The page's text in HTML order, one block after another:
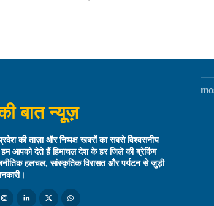
बात न्यूज़
की ताज़ा और निष्पक्ष खबरों का सबसे विश्वसनीय
हम आपको देते हैं हिमाचल देश के हर जिले की ब्रेकिंग
हलचल, सांस्कृतिक विरासत और पर्यटन से जुड़ी